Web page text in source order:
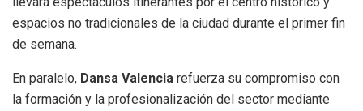
espacios no tradicionales de la ciudad durante el primer fin
de semana.
En paralelo, Dansa Valencia refuerza su compromiso con
la formación y la profesionalización del sector mediante